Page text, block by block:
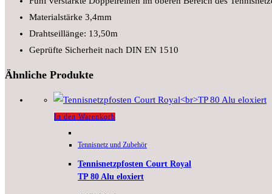
Materialstärke 3,4mm
Drahtseillänge: 13,50m
Geprüfte Sicherheit nach DIN EN 1510
Ähnliche Produkte
In den Warenkorb
Tennisnetz und Zubehör
Tennisnetzpfosten Court Royal
TP 80 Alu eloxiert